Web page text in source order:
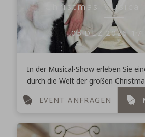
Christmas
05 DEZ 2026
In der Musical-Show erleben Sie
durch die Welt der großen
Klassiker! Diese werden Ihnen von
erstklassigem ...
EVENT ANFRAGEN